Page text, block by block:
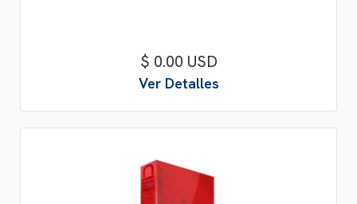
$ 0.00 USD
Ver Detalles